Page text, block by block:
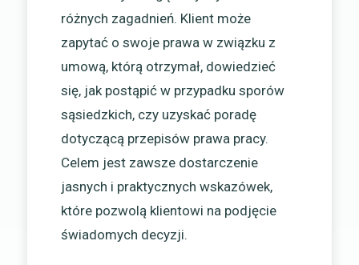
różnych zagadnień. Klient może
zapytać o swoje prawa w związku z
umową, którą otrzymał, dowiedzieć
się, jak postąpić w przypadku sporów
sąsiedzkich, czy uzyskać poradę
dotyczącą przepisów prawa pracy.
Celem jest zawsze dostarczenie
jasnych i praktycznych wskazówek,
które pozwolą klientowi na podjęcie
świadomych decyzji.